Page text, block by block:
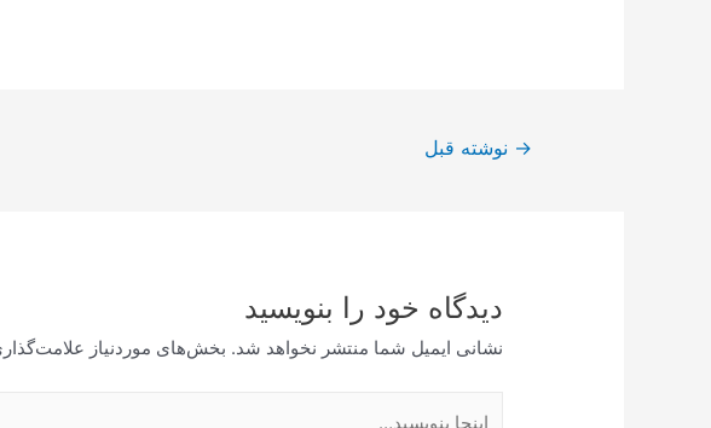
→ نوشته قبل
دیدگاه‌ خود را بنویسید
نشانی ایمیل شما منتشر نخواهد شد. بخش‌های موردنیاز